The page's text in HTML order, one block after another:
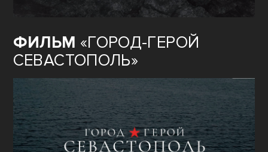
ФИЛЬМ «ГОРОД-ГЕРОЙ
СЕВАСТОПОЛЬ»